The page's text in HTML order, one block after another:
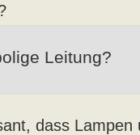
Leitung?
dass Lampen